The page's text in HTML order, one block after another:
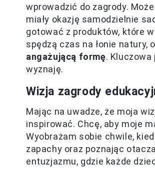
wprowadzić do zagrody.
miały okazję samodzielnie
gotować z produktów, które
spędzą czas na łonie natury,
angażującą formę.
wyznaję.
Wizja zagrody
Mając na uwadze, że moja
inspirować. Chcę, aby moje
Wyobrażam sobie chwile,
zapachy oraz poznając
entuzjazmu, gdzie każde